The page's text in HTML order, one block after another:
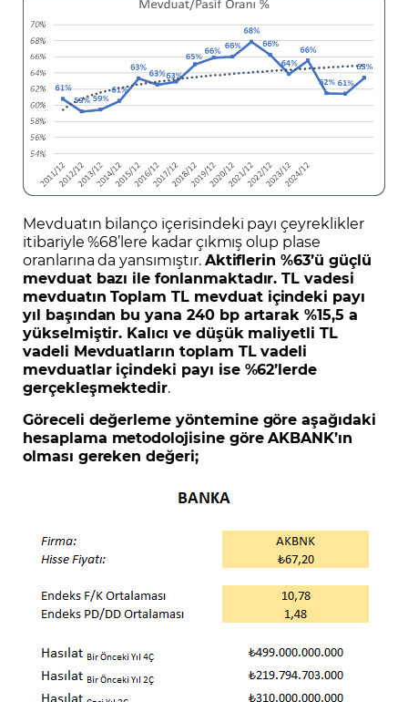
Mevduatın bilanço içerisindeki payı çeyreklikler
itibariyle %68’lere kadar çıkmış olup plase
oranlarına da yansımıştır.Aktiflerin %63’ü güçlü
mevduat bazı ile fonlanmaktadır. TL vadesi
mevduatın Toplam TL mevduat içindeki payı
yıl başından bu yana 240 bp artarak %15,5 a
yükselmiştir. Kalıcı ve düşük maliyetli TL
vadeli Mevduatların toplam TL vadeli
mevduatlar içindeki payı ise %62’lerde
gerçekleşmektedir.
Göreceli değerleme yöntemine göre aşağıdaki
hesaplama metodolojisine göre AKBANK’ın
olması gereken değeri;